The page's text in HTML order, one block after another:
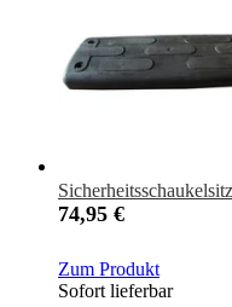
74,95 €
Zum Produkt
Sofort lieferbar